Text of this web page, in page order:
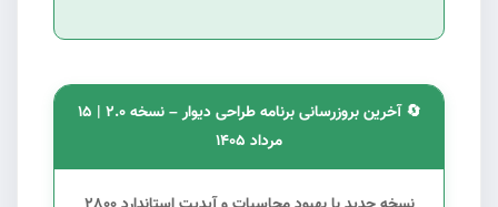
🔄 آخرین بروزرسانی برنامه طراحی دیوار – نسخه ۲.0 | 15
مرداد ۱۴۰5